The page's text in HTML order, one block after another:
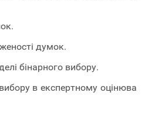
думок.
бінарного вибору.
в експертному оцінюва